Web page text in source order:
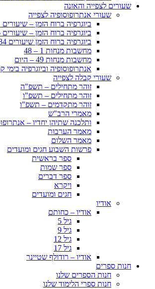
שעורים לצפייה והאזנה
שעורי אנתרופוסופיה לצפייה
ביוגרפיה ברוח הזמן – שיעורים 1 – 54
ביוגרפיה ברוח הזמן – שיעורים 55 – 83
ביוגרפיה ברוח הזמן שיעורים 84 – היום
מחשבות מנחות 1 – 48
מחשבות מנחות 49 – היום
אנתרופוסופיה וביוגרפיה בימי
שעורי קבלה לצפייה
זוהר מתחילים – תשפ"ה
זוהר מתחילים – תשפ"ו
זוהר מתקדמים – תשפ"ו
מאמרי הרב"ש
ותלכנה שתיהן יחדיו –
מאמר הערבות
מאמר השלום
פרשות השבוע חגים ומועדים
ספר בראשית
ספר שמות
ספר דברים
ויקרא
חגים ומועדים
אודיו
אודיו – כחותם
גיל 5
גיל 9
גיל 12
גיל 17
אודיו – רודולף שטיינר
חנות ספרים
חנות הספרים שלנו
חנות ספרי הלימוד שלנו